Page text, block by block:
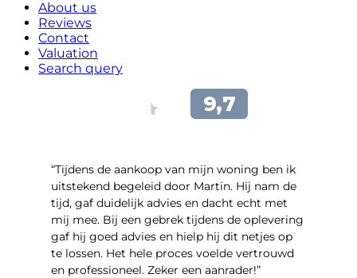
About us
Reviews
Contact
Valuation
Search query
“Tijdens de aankoop van mijn woning ben ik
uitstekend begeleid door Martin. Hij nam de
tijd, gaf duidelijk advies en dacht echt met
mij mee. Bij een gebrek tijdens de oplevering
gaf hij goed advies en hielp hij dit netjes op
te lossen. Het hele proces voelde vertrouwd
en professioneel. Zeker een aanrader!”